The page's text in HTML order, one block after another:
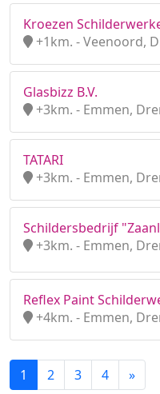
Kroezen
+1km. - Veenoord,
Glasbizz B.V.
+3km. - Emmen,
TATARI
+3km. - Emmen,
Schildersbedrijf
+3km. - Emmen,
Reflex Paint
+4km. - Emmen,
1 2 3 4 »